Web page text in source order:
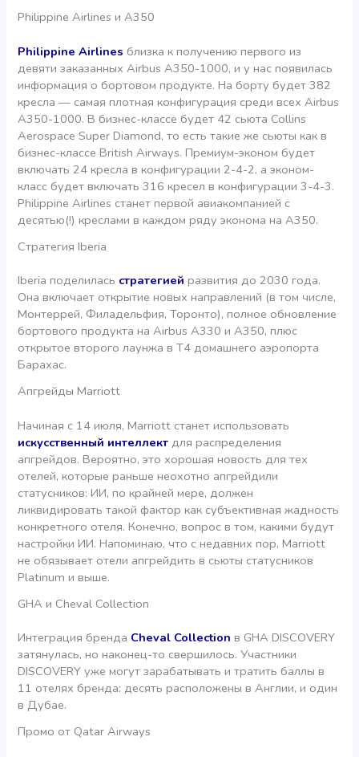
Philippine Airlines и A350
Philippine Airlines близка к получению первого из
девяти заказанных Airbus A350-1000, и у нас появилась
информация о бортовом продукте. На борту будет 382
кресла — самая плотная конфигурация среди всех Airbus
A350-1000. В бизнес-классе будет 42 сьюта Collins
Aerospace Super Diamond, то есть такие же сьюты как в
бизнес-классе British Airways. Премиум-эконом будет
включать 24 кресла в конфигурации 2-4-2, а эконом-
класс будет включать 316 кресел в конфигурации 3-4-3.
Philippine Airlines станет первой авиакомпанией с
десятью(!) креслами в каждом ряду эконома на А350.
Стратегия Iberia
Iberia поделилась стратегией развития до 2030 года.
Она включает открытие новых направлений (в том числе,
Монтеррей, Филадельфия, Торонто), полное обновление
бортового продукта на Airbus A330 и A350, плюс
открытое второго лаунжа в Т4 домашнего аэропорта
Барахас.
Апгрейды Marriott
Начиная с 14 июля, Marriott станет использовать
искусственный интеллект для распределения
апгрейдов. Вероятно, это хорошая новость для тех
отелей, которые раньше неохотно апгрейдили
статусников: ИИ, по крайней мере, должен
ликвидировать такой фактор как субъективная жадность
конкретного отеля. Конечно, вопрос в том, какими будут
настройки ИИ. Напоминаю, что с недавних пор, Marriott
не обязывает отели апгрейдить в сьюты статусников
Platinum и выше.
GHA и Cheval Collection
Интеграция бренда Cheval Collectionв GHA DISCOVERY
затянулась, но наконец-то свершилось. Участники
DISCOVERY уже могут зарабатывать и тратить баллы в
11 отелях бренда: десять расположены в Англии, и один
в Дубае.
Промо от Qatar Airways